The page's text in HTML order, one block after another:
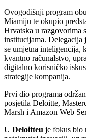
Ovogodišnji program
Miamiju te okupio
Hrvatska u razgovorima
institucijama.
se umjetna inteligencija,
kvantno računalstvo,
digitalno korisničko
strategije kompanija.
Prvi dio programa
posjetila Deloitte,
Marsh i Amazon Web
U Deloitteu je fokus bio